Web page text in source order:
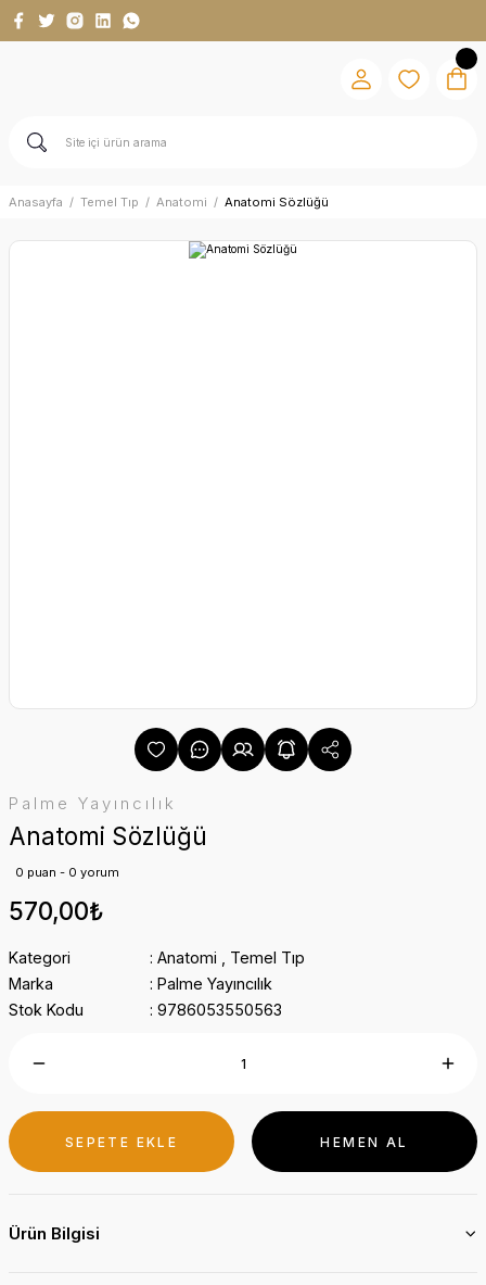
Anasayfa Temel Tıp Anatomi Anatomi Sözlüğü
Palme Yayıncılık
Anatomi Sözlüğü
0 puan - 0 yorum
570,00₺
Kategori Anatomi
Temel Tıp
Marka
Palme Yayıncılık
Stok Kodu
9786053550563
SEPETE EKLE HEMEN AL
Ürün Bilgisi